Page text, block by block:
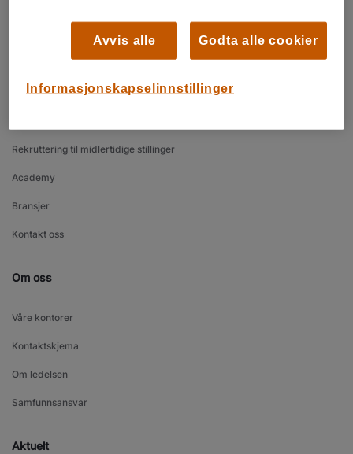
Bemanning
Rekruttering til midlertidige stillinger
Academy
Bransjer
Kontakt oss
Om oss
Våre kontorer
Kontaktskjema
Om ledelsen
Samfunnsansvar
Aktuelt
Informasjonskapselinnstillinger
Avvis alle Godta alle cookier